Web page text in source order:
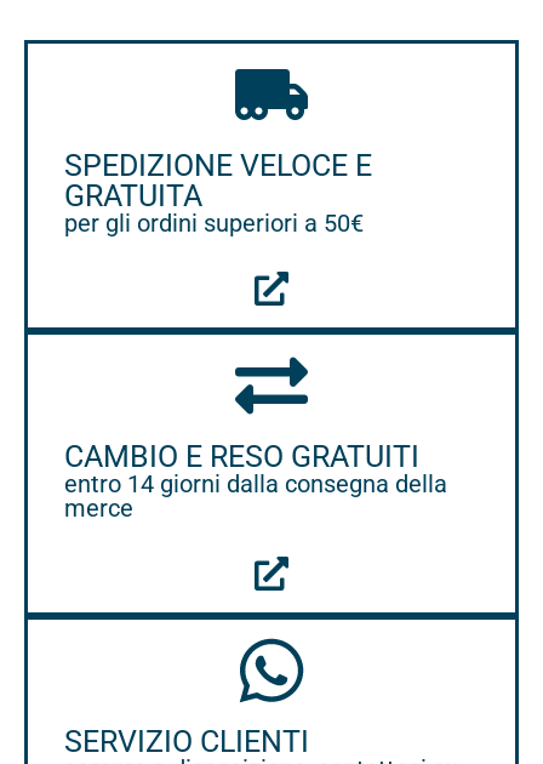
SPEDIZIONE VELOCE E
GRATUITA
per gli ordini superiori a 50€
CAMBIO E RESO GRATUITI
entro 14 giorni dalla consegna della
merce
SERVIZIO CLIENTI